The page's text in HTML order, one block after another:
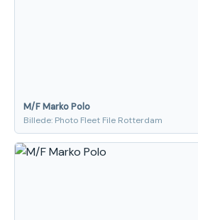
M/F Marko Polo
Billede: Photo Fleet File Rotterdam